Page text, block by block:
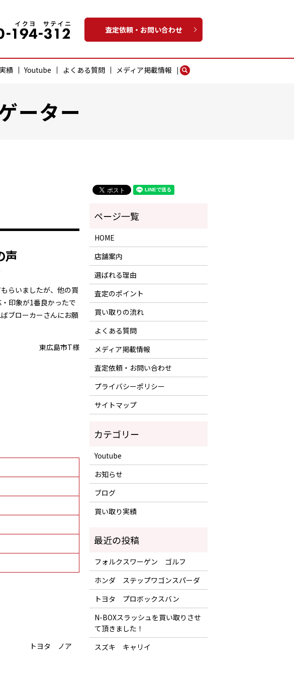
績 Youtube よくある質問 メディア掲載情報 search
査定依頼・お問い合わせ
ーター
声
らいましたが、他の買
印象が1番良かったで
ブローカーさんにお願
東広島市T様
トヨタ ノア
HOME
店舗案内
選ばれる理由
査定のポイント
買い取りの流れ
よくある質問
メディア掲載情報
査定依頼・お問い合わせ
プライバシーポリシー
サイトマップ
Youtube
お知らせ
ブログ
買い取り実績
フォルクスワーゲン ゴルフ
ホンダ ステップワゴンスパーダ
トヨタ プロボックスバン
N-BOXスラッシュを買い取りさせ
て頂きました！
スズキ キャリイ